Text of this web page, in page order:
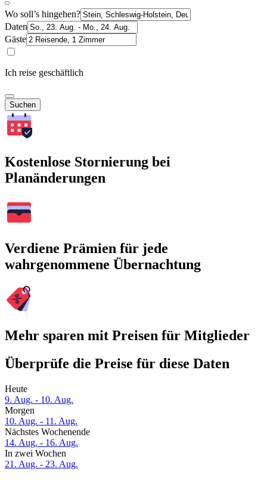
Wo soll’s hingehen?
Daten
Gäste
Ich reise geschäftlich
Suchen
Kostenlose Stornierung bei
Planänderungen
Verdiene Prämien für jede
wahrgenommene Übernachtung
Mehr sparen mit Preisen für Mitglieder
Überprüfe die Preise für diese Daten
Heute
9. Aug. - 10. Aug.
Morgen
10. Aug. - 11. Aug.
Nächstes Wochenende
14. Aug. - 16. Aug.
In zwei Wochen
21. Aug. - 23. Aug.